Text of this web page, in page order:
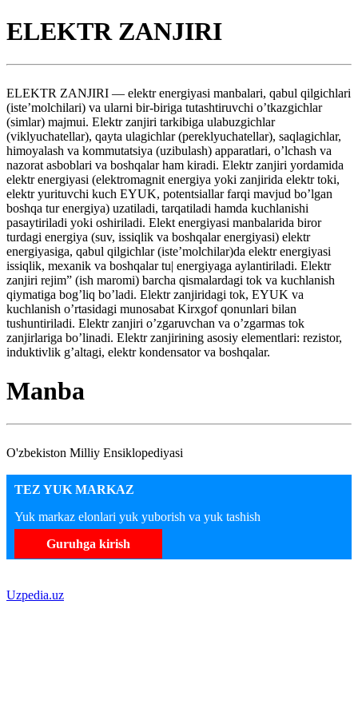
ELEKTR ZANJIRI
ELEKTR ZANJIRI — elektr energiyasi manbalari, qabul qilgichlari
(iste’molchilari) va ularni bir-biriga tutashtiruvchi o’tkazgichlar
(simlar) majmui. Elektr zanjiri tarkibiga ulabuzgichlar
(viklyuchatellar), qayta ulagichlar (pereklyuchatellar), saqlagichlar,
himoyalash va kommutatsiya (uzibulash) apparatlari, o’lchash va
nazorat asboblari va boshqalar ham kiradi. Elektr zanjiri yordamida
elektr energiyasi (elektromagnit energiya yoki zanjirida elektr toki,
elektr yurituvchi kuch EYUK, potentsiallar farqi mavjud bo’lgan
boshqa tur energiya) uzatiladi, tarqatiladi hamda kuchlanishi
pasaytiriladi yoki oshiriladi. Elekt energiyasi manbalarida biror
turdagi energiya (suv, issiqlik va boshqalar energiyasi) elektr
energiyasiga, qabul qilgichlar (iste’molchilar)da elektr energiyasi
issiqlik, mexanik va boshqalar tu| energiyaga aylantiriladi. Elektr
zanjiri rejim” (ish maromi) barcha qismalardagi tok va kuchlanish
qiymatiga bog’liq bo’ladi. Elektr zanjiridagi tok, EYUK va
kuchlanish o’rtasidagi munosabat Kirxgof qonunlari bilan
tushuntiriladi. Elektr zanjiri o’zgaruvchan va o’zgarmas tok
zanjirlariga bo’linadi. Elektr zanjirining asosiy elementlari: rezistor,
induktivlik g’altagi, elektr kondensator va boshqalar.
Manba
O'zbekiston Milliy Ensiklopediyasi
TEZ YUK MARKAZ
Yuk markaz elonlari yuk yuborish va yuk tashish
Guruhga kirish
Uzpedia.uz